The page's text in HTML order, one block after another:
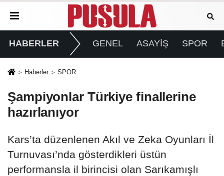
HABERLER GENEL ASAYİŞ SPOR
Haberler SPOR
Şampiyonlar Türkiye finallerine
hazırlanıyor
Kars’ta düzenlenen Akıl ve Zeka Oyunları İl
Turnuvası’nda gösterdikleri üstün
performansla il birincisi olan Sarıkamışlı